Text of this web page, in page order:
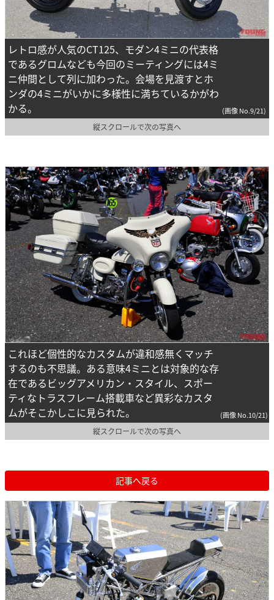
レトロ感が人気のCT125、モダン4ミニの代表格
であるグロムなども今回のミーティングには4ミ
ニ仲間として列に加わった。会場を見渡すとホ
ンダの4ミニがいかに多様性に満ちているかがわ
かる。
(画像 No.9/21)
縦スクロールで次の写真へ
これほど個性的なカスタムが違和感無くマッチ
するのも不思議。ある意味4ミニとは対象的な存
在であるビッグアメリカン・スタイル、スポー
ティなトラスフレーム搭載車など異彩なカスタ
ムがそこかしこに見られた。
(画像 No.10/21)
縦スクロールで次の写真へ
記事へ戻る